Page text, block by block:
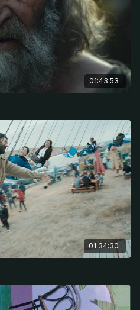
of his past.
Arisa Nakano, Aoi Yamada,
01:43:53
01:34:30